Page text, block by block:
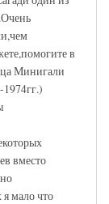
в
Минигали
вместо
мало что